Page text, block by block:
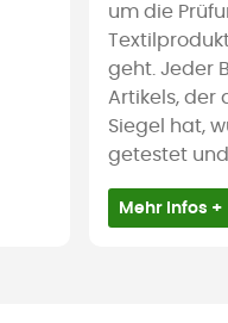
um die
geht. Jeder
Artikels, der
Siegel hat,
getestet
Mehr Infos +